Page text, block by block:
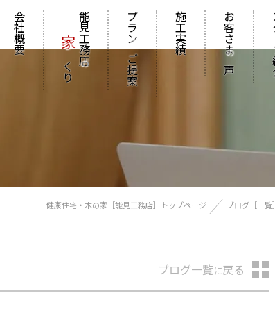
会社概要 能見工務店
の
家
づくり
プラン
の
ご提案
施工実績 お客さま
の
声 ス
健康住宅・木の家［能見工務店］トップページ ブログ［一覧］
ブログ一覧に戻る